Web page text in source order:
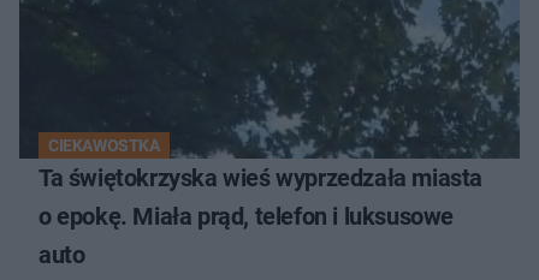
CIEKAWOSTKA
Ta świętokrzyska wieś wyprzedzała miasta
o epokę. Miała prąd, telefon i luksusowe
auto